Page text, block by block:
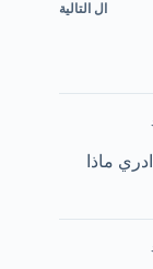
ال التالية
ماذا